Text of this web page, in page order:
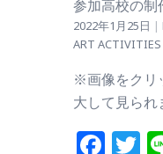
参加高校の制
2022年1月25日 |
ART ACTIVITIES
※画像をクリ
大して見られ